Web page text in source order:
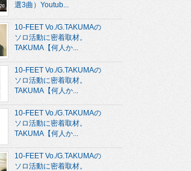
選3曲）Youtub...
10-FEET Vo./G.TAKUMAの
ソロ活動に密着取材。
TAKUMA【何人か...
10-FEET Vo./G.TAKUMAの
ソロ活動に密着取材。
TAKUMA【何人か...
10-FEET Vo./G.TAKUMAの
ソロ活動に密着取材。
TAKUMA【何人か...
10-FEET Vo./G.TAKUMAの
ソロ活動に密着取材。